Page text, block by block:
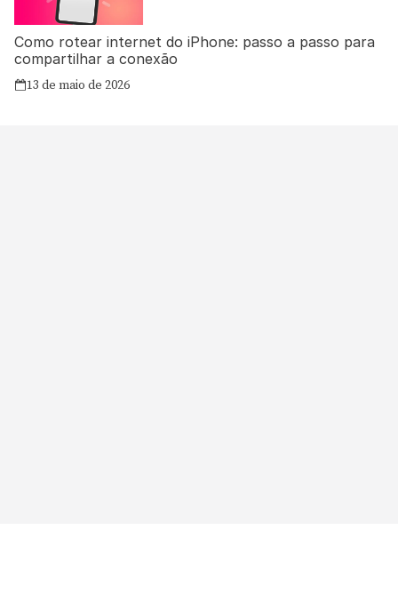
Como rotear internet do iPhone: passo a passo para
compartilhar a conexão
13 de maio de 2026